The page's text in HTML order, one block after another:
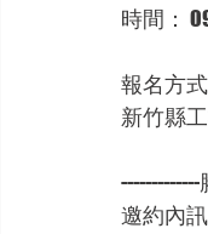
時間：
報名方式
新竹縣
邀約內